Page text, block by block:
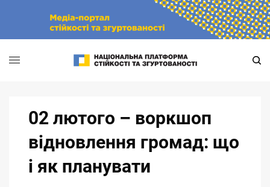
02 лютого – воркшоп
відновлення громад: що
і як планувати